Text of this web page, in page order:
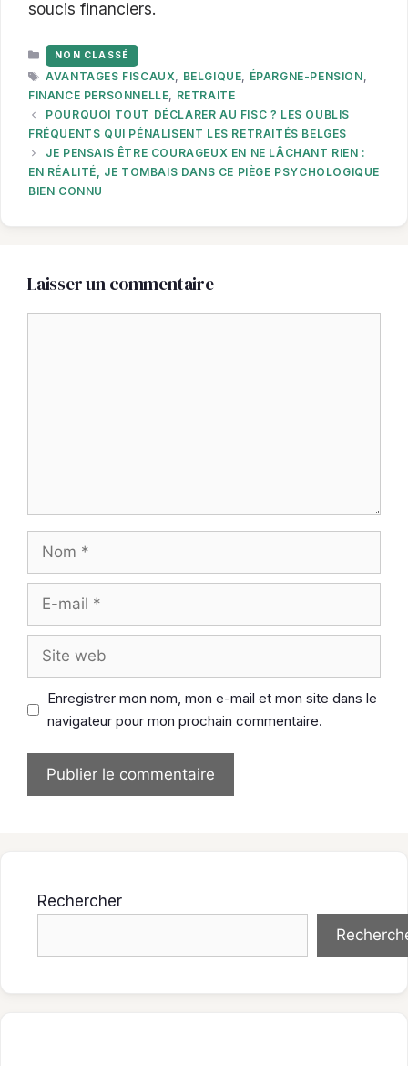
soucis financiers.
CATÉGORIES
NON CLASSÉ
ÉTIQUETTES
AVANTAGES FISCAUX, BELGIQUE, ÉPARGNE-PENSION,
FINANCE PERSONNELLE, RETRAITE
POURQUOI TOUT DÉCLARER AU FISC ? LES OUBLIS
FRÉQUENTS QUI PÉNALISENT LES RETRAITÉS BELGES
JE PENSAIS ÊTRE COURAGEUX EN NE LÂCHANT RIEN :
EN RÉALITÉ, JE TOMBAIS DANS CE PIÈGE PSYCHOLOGIQUE
BIEN CONNU
Laisser un commentaire
Nom
Site
Enregistrer mon nom, mon e-mail et mon site dans le
navigateur pour mon prochain commentaire.
Rechercher